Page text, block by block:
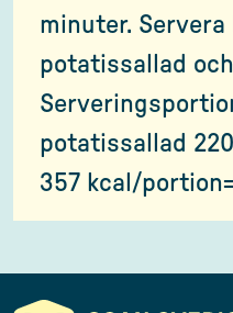
minuter. Servera
potatissallad
potatissallad
357 kcal/